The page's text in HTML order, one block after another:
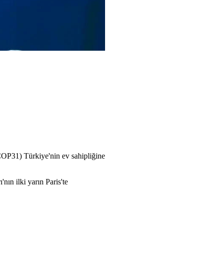
Türkiye'nin ev sahipliğine
ilki yarın Paris'te